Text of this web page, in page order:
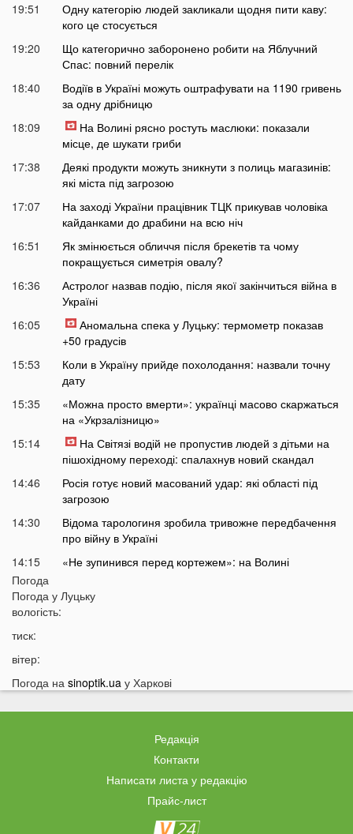
19:51
Одну категорію людей закликали щодня пити каву:
кого це стосується
19:20
Що категорично заборонено робити на Яблучний
Спас: повний перелік
18:40
Водіїв в Україні можуть оштрафувати на 1190 гривень
за одну дрібницю
18:09
На Волині рясно ростуть маслюки: показали
місце, де шукати гриби
17:38
Деякі продукти можуть зникнути з полиць магазинів:
які міста під загрозою
17:07
На заході України працівник ТЦК прикував чоловіка
кайданками до драбини на всю ніч
16:51
Як змінюється обличчя після брекетів та чому
покращується симетрія овалу?
16:36
Астролог назвав подію, після якої закінчиться війна в
Україні
16:05
Аномальна спека у Луцьку: термометр показав
+50 градусів
15:53
Коли в Україну прийде похолодання: назвали точну
дату
15:35
«Можна просто вмерти»: українці масово скаржаться
на «Укрзалізницю»
15:14
На Світязі водій не пропустив людей з дітьми на
пішохідному переході: спалахнув новий скандал
14:46
Росія готує новий масований удар: які області під
загрозою
14:30
Відома тарологиня зробила тривожне передбачення
про війну в Україні
14:15
«Не зупинився перед кортежем»: на Волині
14:00
Укртелеком у першому півріччі 2026 року: понад 95
13:40
На Волині заборонили рух транспорту: що сталося
Українці масово платять за пальне дорожче, ніж
мали б: що відбувається
Українців попередили про повернення графіків
відключень світла
Скільки українці будуть платити за кіловат світла у
Погода
Погода у Луцьку
вологість:
тиск:
вітер:
Погода на sinoptik.ua у Харкові
Редакція
Контакти
Написати листа у редакцію
Прайс-лист